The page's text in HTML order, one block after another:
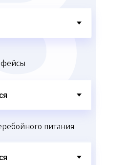
питания